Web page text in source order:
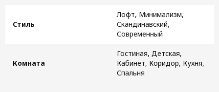
Стиль
Лофт, Минимализм,
Скандинавский,
Современный
Комната
Гостиная, Детская,
Кабинет, Коридор, Кухня,
Спальня